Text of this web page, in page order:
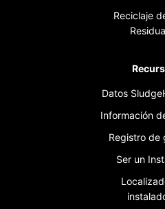
Reciclaje
Datos
Información
Registro de
Ser un